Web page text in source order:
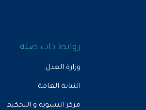
روابط ذات صلة
وزارة العدل
النيابة العامة
مركز التسوية و التحكيم